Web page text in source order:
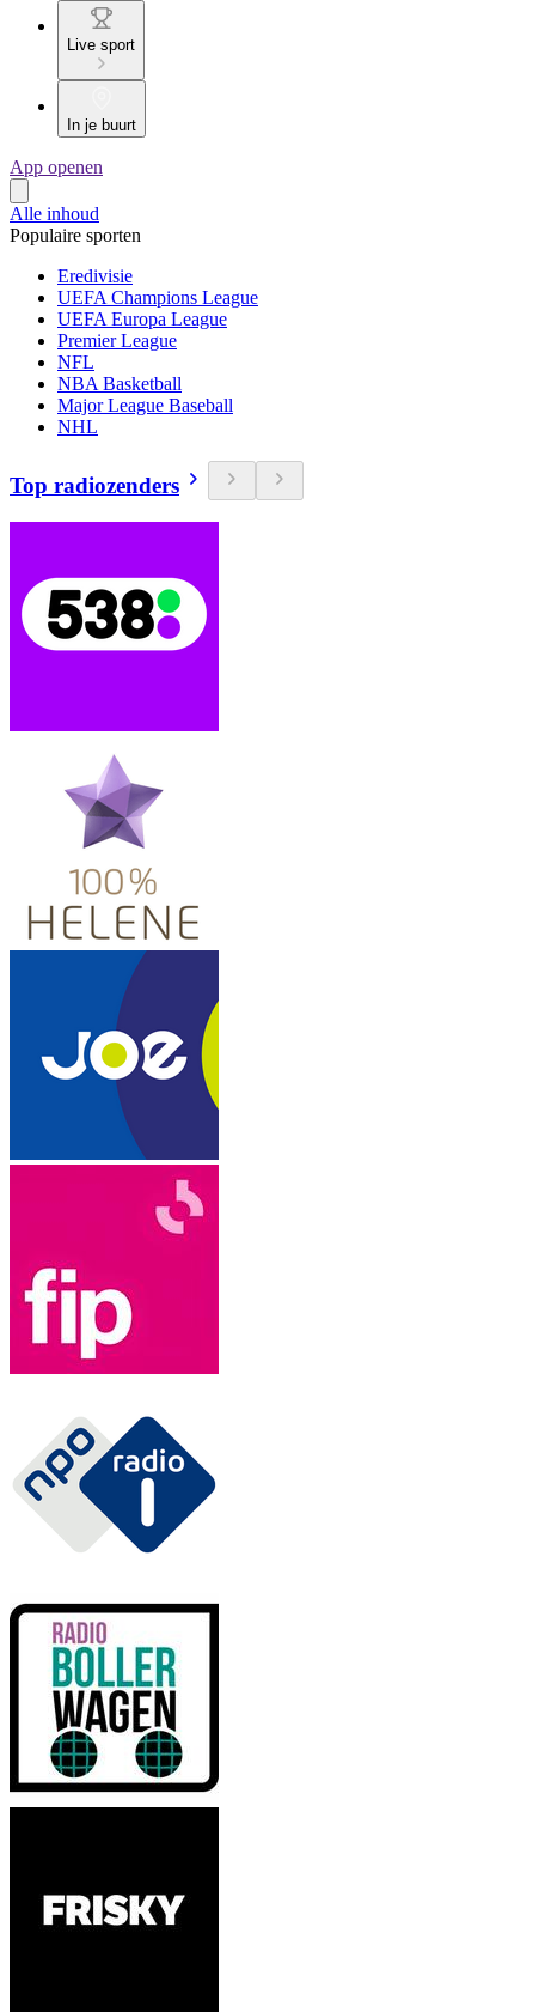
Live sport
In je buurt
App openen
Alle inhoud
Populaire sporten
Eredivisie
UEFA Champions League
UEFA Europa League
Premier League
NFL
NBA Basketball
Major League Baseball
NHL
Top radiozenders